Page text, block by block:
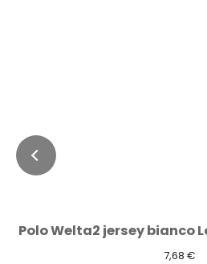
Polo Welta2 jersey bianco
7,68 €